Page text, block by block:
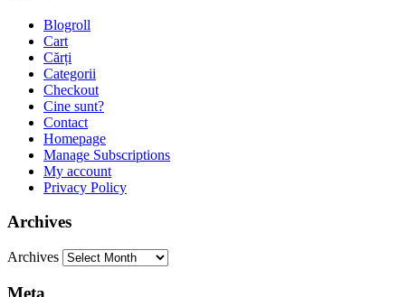
Blogroll
Cart
Cărți
Categorii
Checkout
Cine sunt?
Contact
Homepage
Manage Subscriptions
My account
Privacy Policy
Archives
Archives
Meta